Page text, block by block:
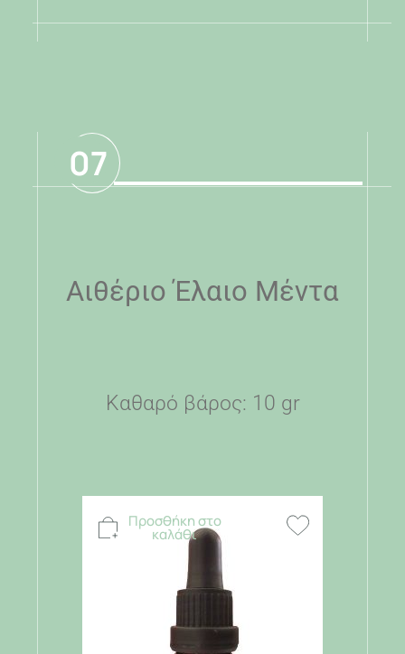
.
07
Αιθέριο Έλαιο Μέντα
Καθαρό βάρος: 10 gr
Προσθήκη στο
καλάθι